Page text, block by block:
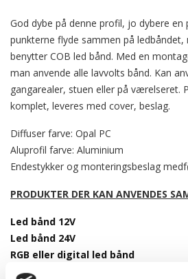
God dybe på denne profil, jo dybere
punkterne flyde sammen på ledbåndet,
benytter COB led bånd. Med en
man anvende alle lavvolts bånd. Kan
gangarealer, stuen eller på værelseret.
komplet, leveres med cover, beslag.
Diffuser farve: Opal PC
Aluprofil farve: Aluminium
Endestykker og monteringsbeslag
PRODUKTER DER KAN ANVENDES
Led bånd 12V
Led bånd 24V
RGB eller digital led bånd
Led strømforsyning 12V